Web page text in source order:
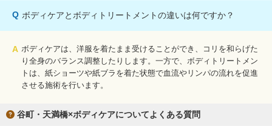
Q ボディケアとボディトリートメントの違いは何ですか？
A ボディケアは、洋服を着たまま受けることができ、コリを和らげた
り全身のバランス調整したりします。一方で、ボディトリートメン
トは、紙ショーツや紙ブラを着た状態で血流やリンパの流れを促進
させる施術を行います。
谷町・天満橋×ボディケアについてよくある質問